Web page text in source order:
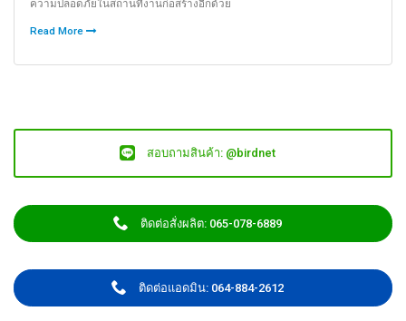
ความปลอดภัยในสถานที่งานก่อสร้างอีกด้วย
Read More
สอบถามสินค้า: @birdnet
ติดต่อสั่งผลิต: 065-078-6889
ติดต่อแอดมิน: 064-884-2612